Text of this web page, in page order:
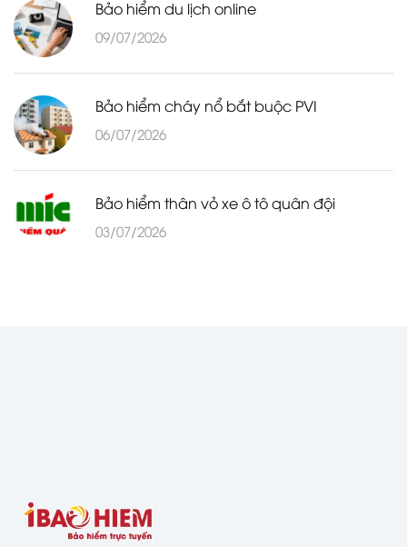
Bảo hiểm du lịch online
09/07/2026
Bảo hiểm cháy nổ bắt buộc PVI
06/07/2026
Bảo hiểm thân vỏ xe ô tô quân đội
03/07/2026